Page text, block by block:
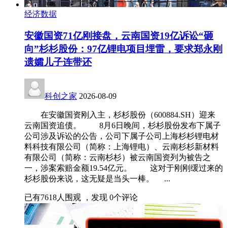
经济数据
安徽国资71亿刚接盘，云南国资19亿诉讼“砸
向”杉杉股份：97亿锂电项目埋雷，要求郑永刚
遗孀儿子连带还
科创之家 2026-08-09
在安徽国资刚入主，杉杉股份（600884.SH）迎来
云南国资追债。 8月6日晚间，杉杉股份发布下属子
公司涉及诉讼的公告，公司下属子公司上海杉杉锂电材
料科技有限公司（简称：上海锂电）、云南杉杉新材料
有限公司（简称：云南杉杉）被云南国资列为被告之
一，涉案索赔金额19.54亿元。 这对于刚刚缓过来的
杉杉股份来说，这无疑是当头一棒。 ...
已有7618人围观 ，发现 0个评论